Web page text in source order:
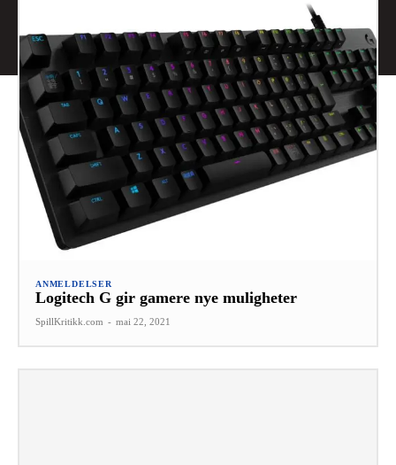
ANMELDELSER
Logitech G gir gamere nye muligheter
SpillKritikk.com - mai 22, 2021